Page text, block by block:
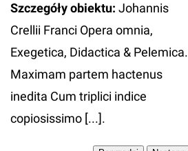
Szczegóły obiektu: Johannis
Crellii Franci Opera omnia,
Exegetica, Didactica & Pelemica.
Maximam partem hactenus
inedita Cum triplici indice
copiosissimo [...].